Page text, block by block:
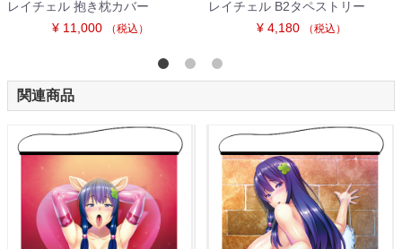
レイチェル 抱き枕カバー
¥ 11,000
（税込）
レイチェル B2タペストリー
¥ 4,180
（税込）
関連商品